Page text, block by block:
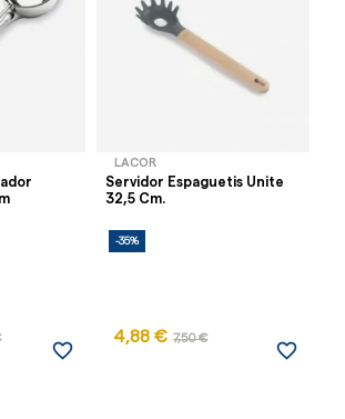
favorite_border
LACOR
Servidor Espaguetis Unite
32,5 Cm.
-35%
4,88 € 7,50 €
favorite_border